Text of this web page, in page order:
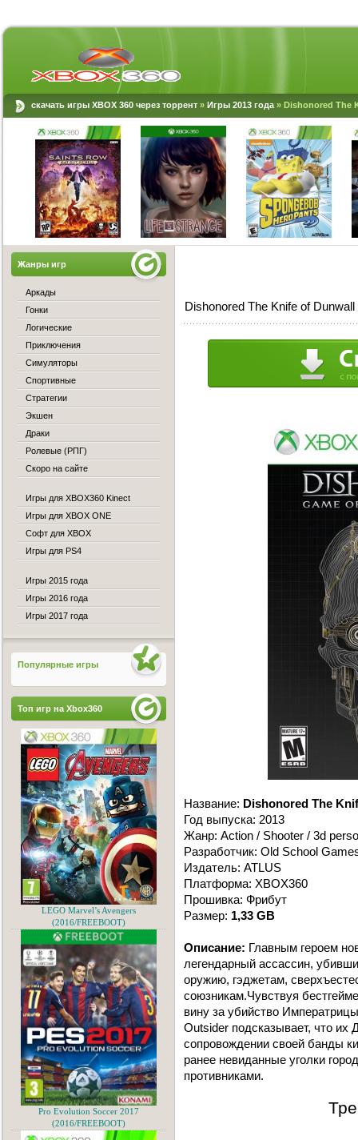
скачать игры XBOX 360 через торрент » Игры 2013 года » Dishonored The
Dishonored The Knife of
Название: Dishonored The
Год выпуска: 2013
Жанр: Action / Shooter / 3d
Разработчик: Old School
Издатель: ATLUS
Платформа: XBOX360
Прошивка: Фрибут
Размер: 1,33 GB
Описание: Главным героем
легендарный ассассин,
оружию, гэджетам,
союзникам.Чувствуя
вину за убийство
Outsider подсказывает, что
сопровождении своей банды
ранее невиданные уголки
противниками.
Жанры игр
Аркады
Гонки
Логические
Приключения
Симуляторы
Спортивные
Стратегии
Экшен
Драки
Ролевые (РПГ)
Скоро на сайте
Игры для XBOX360 Kinect
Игры для XBOX ONE
Софт для XBOX
Игры для PS4
Игры 2015 года
Игры 2016 года
Игры 2017 года
Популярные игры
Топ игр на Xbox360
LEGO Marvel’s Avengers
(2016/FREEBOOT)
Pro Evolution Soccer 2017
(2016/FREEBOOT)